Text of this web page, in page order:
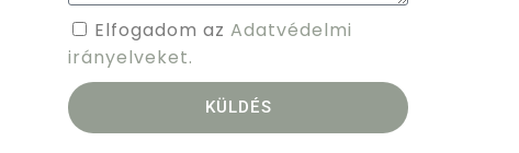
Elfogadom az Adatvédelmi
irányelveket.
KÜLDÉS